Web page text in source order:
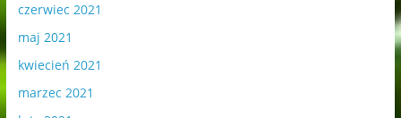
czerwiec 2021
maj 2021
kwiecień 2021
marzec 2021